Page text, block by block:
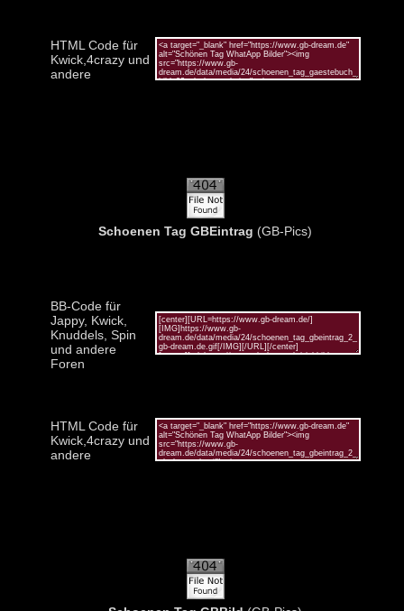
HTML Code für
Kwick,4crazy und
andere
Schoenen Tag GBEintrag (GB-Pics)
BB-Code für
Jappy, Kwick,
Knuddels, Spin
und andere
Foren
HTML Code für
Kwick,4crazy und
andere